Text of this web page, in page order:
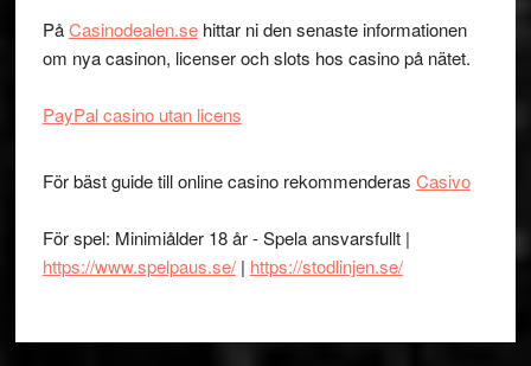
PåCasinodealen.sehittar ni den senaste informationen
om nya casinon, licenser och slots hos casino på nätet.
PayPal casino utan licens
För bäst guide till online casino rekommenderas Casivo
För spel: Minimiålder 18 år - Spela ansvarsfullt |
https://www.spelpaus.se/| https://stodlinjen.se/